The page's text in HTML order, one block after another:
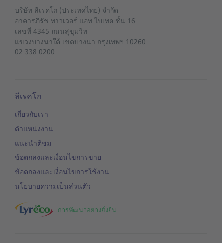
บริษัท ลีเรคโก (ประเทศไทย) จำกัด
อาคารภิรัช ทาวเวอร์ แอท ไบเทค ชั้น 16
เลขที่ 4345 ถนนสุขุมวิท
แขวงบางนาใต้ เขตบางนา กรุงเทพฯ 10260
02 338 0200
ลีเรคโก
เกี่ยวกับเรา
ตำแหน่งงาน
แนะนำติชม
ข้อตกลงและเงื่อนไขการขาย
ข้อตกลงและเงื่อนไขการใช้งาน
นโยบายความเป็นส่วนตัว
การพัฒนาอย่างยั่งยืน